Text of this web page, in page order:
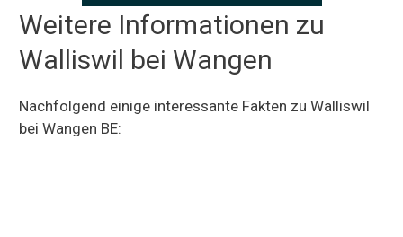
Weitere Informationen zu
Walliswil bei Wangen
Nachfolgend einige interessante Fakten zu Walliswil
bei Wangen BE: